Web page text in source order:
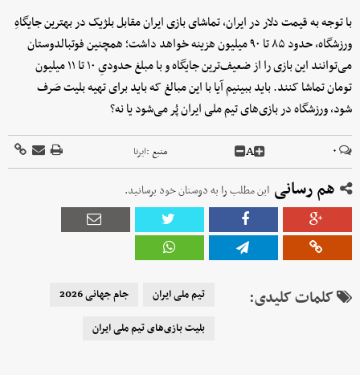
با توجه به قیمت دلار در ایران، تماشای بازی ایران مقابل بلژیک در بهترین جایگاهِ
ورزشگاه، حدود ۸۵ تا ۹۰ میلیون هزینه خواهد داشت؛ همچنین فوتبالدوستان
می‌توانند این بازی را از ضعیف‌ترین جایگاه و با مبلغ حدودیِ ۱۰ تا ۱۱ میلیون
تومان تماشا کنند. باید ببینیم آیا با این مبالغ که باید برای تهیه بلیت صَرف
شود، ورزشگاه در بازی‌های تیم ملی ایران پُر می‌شود یا نه؟
۰ A منبع :ایرنا
هم رسانی این مطلب را به دوستان خود برسانید.
کلمات کلیدی: تیم ملی ایران
جام جهانی 2026
بلیت بازی‌های تیم ملی ایران